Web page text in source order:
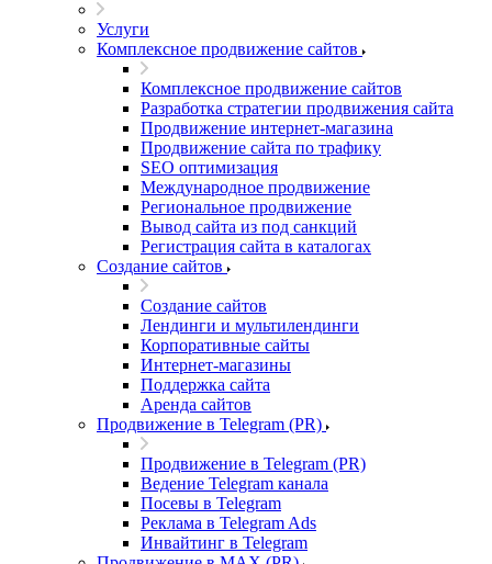
Услуги
Комплексное продвижение сайтов
Комплексное продвижение сайтов
Разработка стратегии продвижения сайта
Продвижение интернет-магазина
Продвижение сайта по трафику
SEO оптимизация
Международное продвижение
Региональное продвижение
Вывод сайта из под санкций
Регистрация сайта в каталогах
Создание сайтов
Создание сайтов
Лендинги и мультилендинги
Корпоративные сайты
Интернет-магазины
Поддержка сайта
Аренда сайтов
Продвижение в Telegram (PR)
Продвижение в Telegram (PR)
Ведение Telegram канала
Посевы в Telegram
Реклама в Telegram Ads
Инвайтинг в Telegram